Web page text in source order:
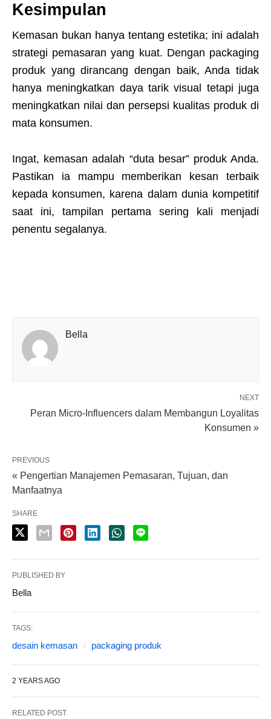
Kesimpulan
Kemasan bukan hanya tentang estetika; ini adalah
strategi pemasaran yang kuat. Dengan packaging
produk yang dirancang dengan baik, Anda tidak
hanya meningkatkan daya tarik visual tetapi juga
meningkatkan nilai dan persepsi kualitas produk di
mata konsumen.
Ingat, kemasan adalah “duta besar” produk Anda.
Pastikan ia mampu memberikan kesan terbaik
kepada konsumen, karena dalam dunia kompetitif
saat ini, tampilan pertama sering kali menjadi
penentu segalanya.
Bella
NEXT
Peran Micro-Influencers dalam Membangun Loyalitas
Konsumen »
PREVIOUS
« Pengertian Manajemen Pemasaran, Tujuan, dan
Manfaatnya
SHARE
PUBLISHED BY
Bella
TAGS:
desain kemasan packaging produk
2 YEARS AGO
RELATED POST